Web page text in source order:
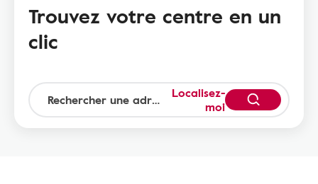
Trouvez votre centre en un
clic
Localisez-
moi